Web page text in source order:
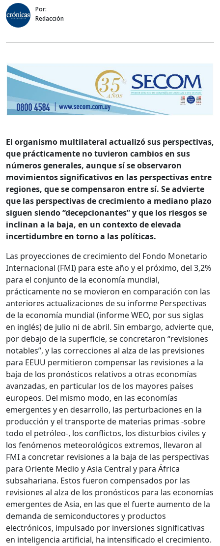
Por:
Redacción
El organismo multilateral actualizó sus perspectivas,
que prácticamente no tuvieron cambios en sus
números generales, aunque sí se observaron
movimientos significativos en las perspectivas entre
regiones, que se compensaron entre sí. Se advierte
que las perspectivas de crecimiento a mediano plazo
siguen siendo “decepcionantes” y que los riesgos se
inclinan a la baja, en un contexto de elevada
incertidumbre en torno a las políticas.
Las proyecciones de crecimiento del Fondo Monetario
Internacional (FMI) para este año y el próximo, del 3,2%
para el conjunto de la economía mundial,
prácticamente no se movieron en comparación con las
anteriores actualizaciones de su informe Perspectivas
de la economía mundial (informe WEO, por sus siglas
en inglés) de julio ni de abril. Sin embargo, advierte que,
por debajo de la superficie, se concretaron “revisiones
notables”, y las correcciones al alza de las previsiones
para EEUU permitieron compensar las revisiones a la
baja de los pronósticos relativos a otras economías
avanzadas, en particular los de los mayores países
europeos. Del mismo modo, en las economías
emergentes y en desarrollo, las perturbaciones en la
producción y el transporte de materias primas -sobre
todo el petróleo-, los conflictos, los disturbios civiles y
los fenómenos meteorológicos extremos, llevaron al
FMI a concretar revisiones a la baja de las perspectivas
para Oriente Medio y Asia Central y para África
subsahariana. Estos fueron compensados por las
revisiones al alza de los pronósticos para las economías
emergentes de Asia, en las que el fuerte aumento de la
demanda de semiconductores y productos
electrónicos, impulsado por inversiones significativas
en inteligencia artificial, ha intensificado el crecimiento.